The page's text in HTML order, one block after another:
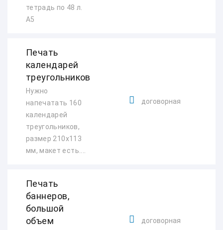
тетрадь по 48 л.
А5
Печать
календарей
треугольников
Нужно
напечатать 160
календарей
треугольников,
размер 210х113
мм, макет есть....
договорная
Печать
баннеров,
большой
объем
договорная